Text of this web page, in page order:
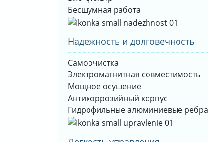
Бесшумная работа
Надежность и долговечность
Самоочистка
Электромагнитная совместимость
Мощное осушение
Антикоррозийный корпус
Гидрофильные алюминиевые ребра